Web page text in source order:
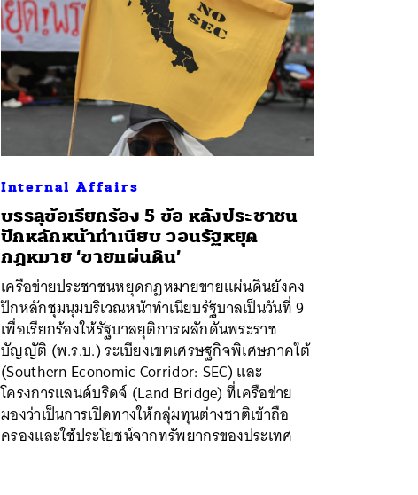
Internal Affairs
บรรลุข้อเรียกร้อง 5 ข้อ หลังประชาชน
ปักหลักหน้าทำเนียบ วอนรัฐหยุด
กฎหมาย ‘ขายแผ่นดิน’
เครือข่ายประชาชนหยุดกฎหมายขายแผ่นดินยังคง
ปักหลักชุมนุมบริเวณหน้าทำเนียบรัฐบาลเป็นวันที่ 9
เพื่อเรียกร้องให้รัฐบาลยุติการผลักดันพระราช
บัญญัติ (พ.ร.บ.) ระเบียงเขตเศรษฐกิจพิเศษภาคใต้
(Southern Economic Corridor: SEC) และ
โครงการแลนด์บริดจ์ (Land Bridge) ที่เครือข่าย
มองว่าเป็นการเปิดทางให้กลุ่มทุนต่างชาติเข้าถือ
ครองและใช้ประโยชน์จากทรัพยากรของประเทศ